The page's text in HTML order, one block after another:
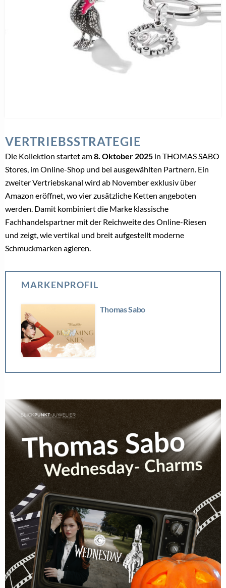
VERTRIEBSSTRATEGIE
Die Kollektion startet am8. Oktober 2025 in THOMAS SABO
Stores, im Online-Shop und bei ausgewählten Partnern. Ein
zweiter Vertriebskanal wird ab November exklusiv über
Amazon eröffnet, wo vier zusätzliche Ketten angeboten
werden. Damit kombiniert die Marke klassische
Fachhandelspartner mit der Reichweite des Online-Riesen
und zeigt, wie vertikal und breit aufgestellt moderne
Schmuckmarken agieren.
MARKENPROFIL
Thomas Sabo